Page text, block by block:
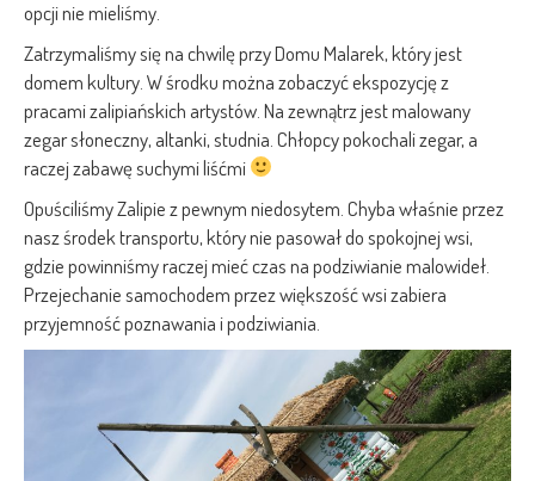
opcji nie mieliśmy.
Zatrzymaliśmy się na chwilę przy Domu Malarek, który jest
domem kultury. W środku można zobaczyć ekspozycję z
pracami zalipiańskich artystów. Na zewnątrz jest malowany
zegar słoneczny, altanki, studnia. Chłopcy pokochali zegar, a
raczej zabawę suchymi liśćmi
Opuściliśmy Zalipie z pewnym niedosytem. Chyba właśnie przez
nasz środek transportu, który nie pasował do spokojnej wsi,
gdzie powinniśmy raczej mieć czas na podziwianie malowideł.
Przejechanie samochodem przez większość wsi zabiera
przyjemność poznawania i podziwiania.